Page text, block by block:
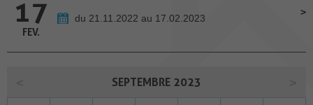
17
FEV.
du 21.11.2022 au 17.02.2023
SEPTEMBRE 2023